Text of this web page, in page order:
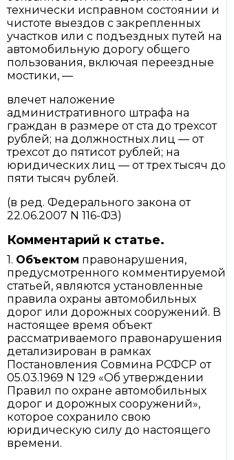
технически исправном состоянии и
чистоте выездов с закрепленных
участков или с подъездных путей на
автомобильную дорогу общего
пользования, включая переездные
мостики, —
влечет наложение
административного штрафа на
граждан в размере от ста до трехсот
рублей; на должностных лиц — от
трехсот до пятисот рублей; на
юридических лиц — от трех тысяч до
пяти тысяч рублей.
(в ред. Федерального закона от
22.06.2007 N 116-ФЗ)
Комментарий к статье.
1. Объектом правонарушения,
предусмотренного комментируемой
статьей, являются установленные
правила охраны автомобильных
дорог или дорожных сооружений. В
настоящее время объект
рассматриваемого правонарушения
детализирован в рамках
Постановления Совмина РСФСР от
05.03.1969 N 129 «Об утверждении
Правил по охране автомобильных
дорог и дорожных сооружений»,
которое сохранило свою
юридическую силу до настоящего
времени.